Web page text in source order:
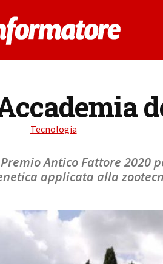
Tecnologia
Antico Fattore 2020
applicata alla